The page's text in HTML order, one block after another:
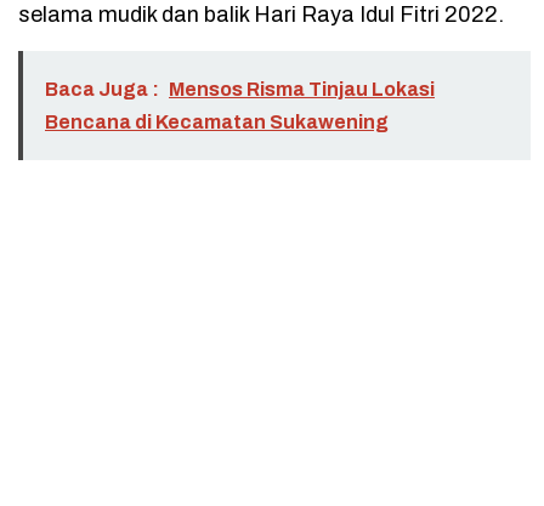
selama mudik dan balik Hari Raya Idul Fitri 2022.
Baca Juga : Mensos Risma Tinjau Lokasi
Bencana di Kecamatan Sukawening